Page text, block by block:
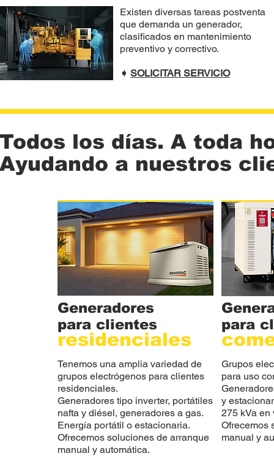
Existen diversas tareas postventa
que demanda un generador,
clasificados en mantenimiento
preventivo y correctivo.
➧ SOLICITAR SERVICIO
Todos los días. A toda
Ayudando a nuestros
Generadores
para clientes
residenciales
Tenemos una amplia variedad de
grupos electrógenos para clientes
residenciales.
Generadores tipo inverter, portátiles
nafta y diésel, generadores a gas.
Energía portátil o estacionaria.
Ofrecemos soluciones de arranque
manual y automática.
para
Grupos
para uso
y
275 kVa en
Ofrecemos
manual y